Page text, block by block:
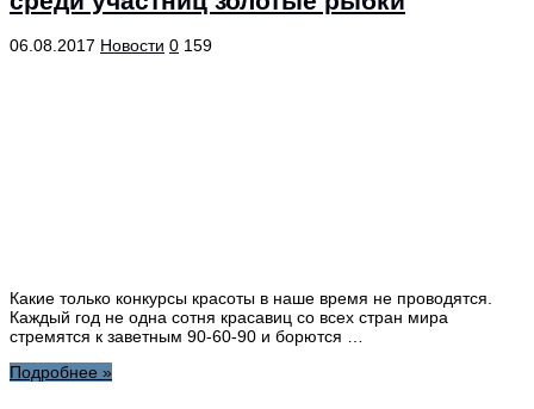
06.08.2017 Новости 0 159
Какие только конкурсы красоты в наше время не проводятся.
Каждый год не одна сотня красавиц со всех стран мира
стремятся к заветным 90-60-90 и борются …
Подробнее »